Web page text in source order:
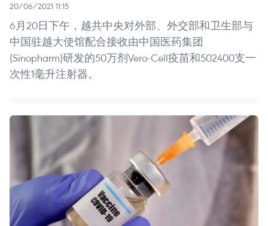
20/06/2021 11:15
6月20日下午，越共中央对外部、外交部和卫生部与
中国驻越大使馆配合接收由中国医药集团
(Sinopharm)研发的50万剂Vero-Cell疫苗和502400支一
次性1毫升注射器。